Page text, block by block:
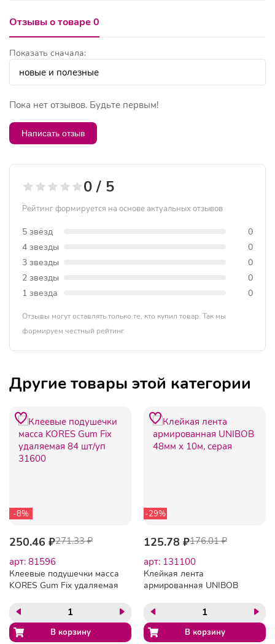
Отзывы о товаре 0
Показать сначала:
Пока нет отзывов. Будьте первым!
Написать отзыв
0 / 5
Рейтинг формируется на основе актуальных отзывов
5 звёзд
0
4 звезды
0
3 звезды
0
2 звезды
0
1 звезда
0
Отзывы могут оставлять только те, кто купил товар. Так мы
формируем честный рейтинг.
Другие товары этой категории
-8%
250.46 ₽271.33 ₽
арт: 81596
Клеевые подушечки масса
KORES Gum Fix удаляемая
-29%
125.78 ₽176.01 ₽
арт: 131100
Клейкая лента
армированная UNIBOB